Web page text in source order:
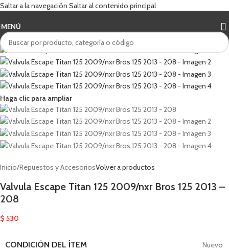
Saltar a la navegación Saltar al contenido principal
MENÚ
Haga clic para ampliar
Inicio/Repuestos y AccesoriosVolver a productos
Valvula Escape Titan 125 2009/nxr Bros 125 2013 –
208
$ 530
CONDICIÓN DEL ÍTEM Nuevo